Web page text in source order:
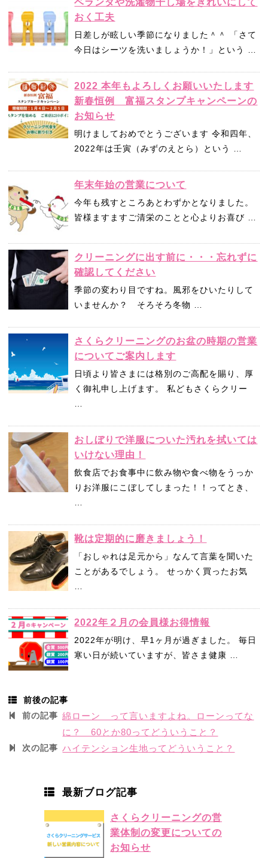
ベランダや洗濯物干し場をきれいにして
おく工夫
日差しが眩しい季節になりました＾＾ 「さて
今日はシーツを洗いましょうか！」という …
2022 本年もよろしくお願いいたします
新春恒例 富福スタンプキャンペーンの
お知らせ
明けましておめでとうございます 令和四年、
2022年は壬寅（みずのえとら）という …
年末年始の営業について
今年も残すところあとわずかとなりました。
皆様ますますご清栄のことと心よりお喜び …
クリーニングに出す前に・・・忘れずに
確認してください
季節の変わり目ですね。風邪をひいたりして
いませんか？ そろそろ冬物 …
さくらクリーニングのお盆の時期の営業
についてご案内します
日頃より皆さまには格別のご高配を賜り、厚
く御礼申し上げます。 私どもさくらクリー
…
おしぼりで洋服についた汚れを拭いては
いけない理由！
飲食店でお食事中に飲み物や食べ物をうっか
りお洋服にこぼしてしまった！！ってとき、
…
靴は定期的に磨きましょう！
「おしゃれは足元から」なんて言葉を聞いた
ことがあるでしょう。 せっかく買ったお気
…
2022年２月の会員様お得情報
2022年が明け、早1ヶ月が過ぎました。 毎日
寒い日が続いていますが、皆さま健康 …
前後の記事
前の記事 綿ローン って言いますよね。ローンってな
に？ 60とか80ってどういうこと？
次の記事 ハイテンション生地ってどういうこと？
最新ブログ記事
さくらクリーニングの営
業体制の変更についての
お知らせ